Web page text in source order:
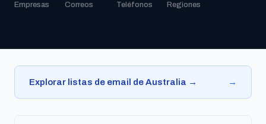
Obtén 100 leads gratis
Empresas Correos Teléfonos Regiones
Explorar listas de email de Australia → →